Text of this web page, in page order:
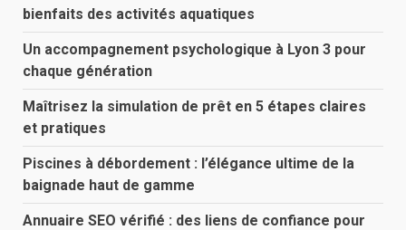
bienfaits des activités aquatiques
Un accompagnement psychologique à Lyon 3 pour
chaque génération
Maîtrisez la simulation de prêt en 5 étapes claires
et pratiques
Piscines à débordement : l’élégance ultime de la
baignade haut de gamme
Annuaire SEO vérifié : des liens de confiance pour